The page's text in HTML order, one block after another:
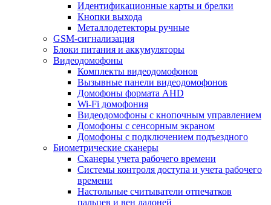
Идентификационные карты и брелки
Кнопки выхода
Металлодетекторы ручные
GSM-сигнализация
Блоки питания и аккумуляторы
Видеодомофоны
Комплекты видеодомофонов
Вызывные панели видеодомофонов
Домофоны формата AHD
Wi-Fi домофония
Видеодомофоны с кнопочным управлением
Домофоны с сенсорным экраном
Домофоны с подключением подъездного
Биометрические сканеры
Сканеры учета рабочего времени
Системы контроля доступа и учета рабочего
времени
Настольные считыватели отпечатков
пальцев и вен ладоней